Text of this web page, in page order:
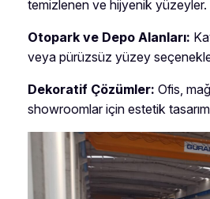
temizlenen ve hijyenik yüzeyler.
Otopark ve Depo Alanları:
veya pürüzsüz yüzey
Dekoratif Çözümler: Ofis,
showroomlar için estetik